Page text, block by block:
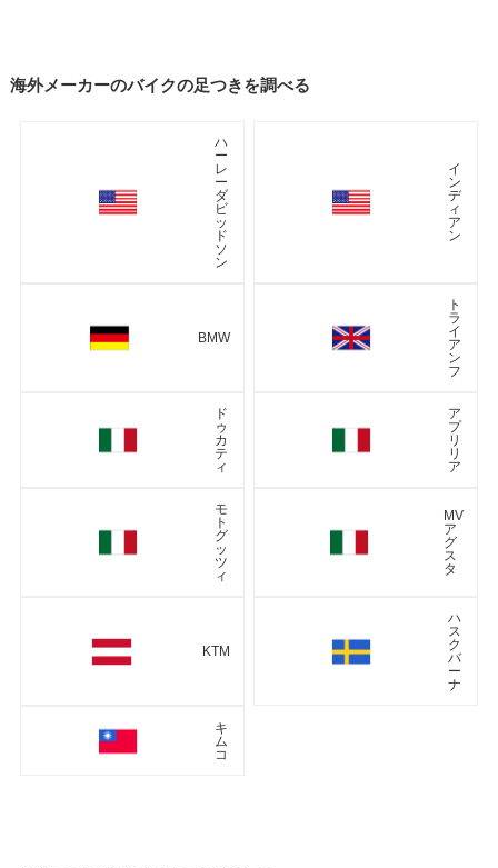
海外メーカーのバイクの足つきを調べる
ハ
ー
レ
ー
ダ
ビ
ッ
ド
ソ
ン
イ
ン
デ
ィ
ア
ン
BMW
ト
ラ
イ
ア
ン
フ
ド
ゥ
カ
テ
ィ
ア
プ
リ
リ
ア
モ
ト
グ
ッ
ツ
ィ
MV
ア
グ
ス
タ
KTM
ハ
ス
ク
バ
ー
ナ
キ
ム
コ